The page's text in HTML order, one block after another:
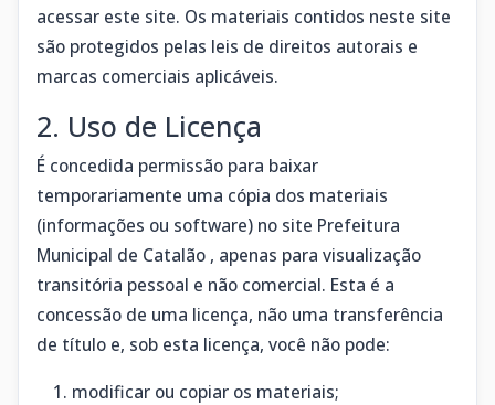
acessar este site. Os materiais contidos neste site
são protegidos pelas leis de direitos autorais e
marcas comerciais aplicáveis.
2. Uso de Licença
É concedida permissão para baixar
temporariamente uma cópia dos materiais
(informações ou software) no site Prefeitura
Municipal de Catalão , apenas para visualização
transitória pessoal e não comercial. Esta é a
concessão de uma licença, não uma transferência
de título e, sob esta licença, você não pode:
modificar ou copiar os materiais;